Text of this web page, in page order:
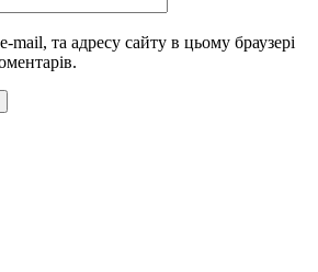
mail, та адресу сайту в цьому браузері